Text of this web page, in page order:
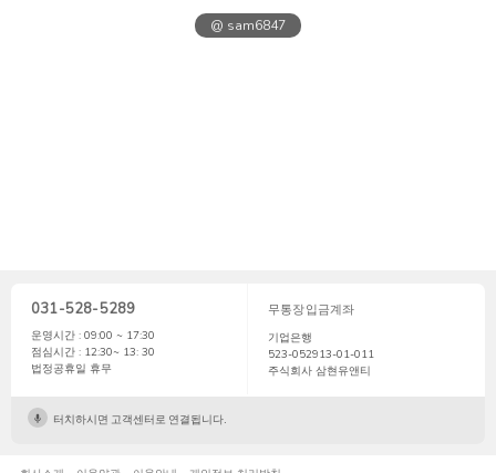
@ sam6847
031-528-5289
운영시간 : 09:00 ~ 17:30
점심시간 : 12:30~ 13: 30
법정공휴일 휴무
무통장입금계좌
기업은행
523-052913-01-011
주식회사 삼현유앤티
터치하시면 고객센터로 연결됩니다.